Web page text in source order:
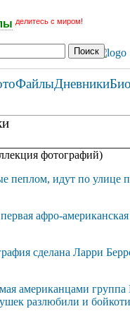
делитесь с миром!
ФайлыДневники
фотографий)
пеплом, идут по улице
афро-
сделана Ларри
американцами группа
разлюбили и